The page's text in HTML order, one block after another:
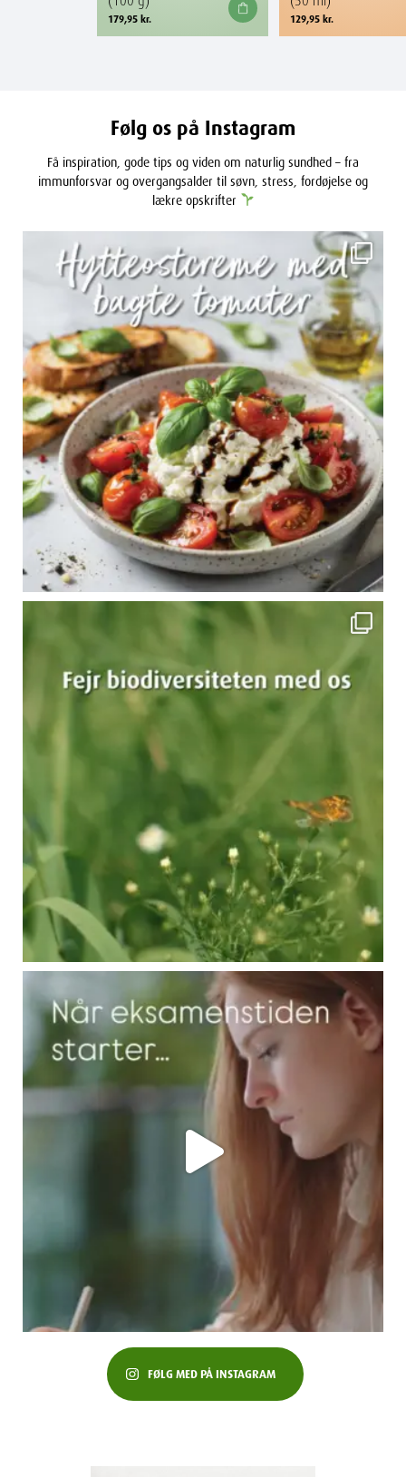
179,95kr. 129,95kr.
Følg os på Instagram
Få inspiration, gode tips og viden om naturlig sundhed – fra
immunforsvar og overgangsalder til søvn, stress, fordøjelse og
lækre opskrifter
FØLG MED PÅ INSTAGRAM